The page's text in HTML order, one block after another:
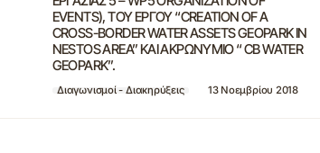
EVENTS), ΤΟΥ ΕΡΓΟΥ “CREATION OF A
CROSS-BORDER WATER ASSETS GEOPARK IN
NESTOS AREA” ΚΑΙ ΑΚΡΩΝΥΜΙΟ “ CB WATER
GEOPARK”.
Διαγωνισμοί - Διακηρύξεις 13 Νοεμβρίου 2018